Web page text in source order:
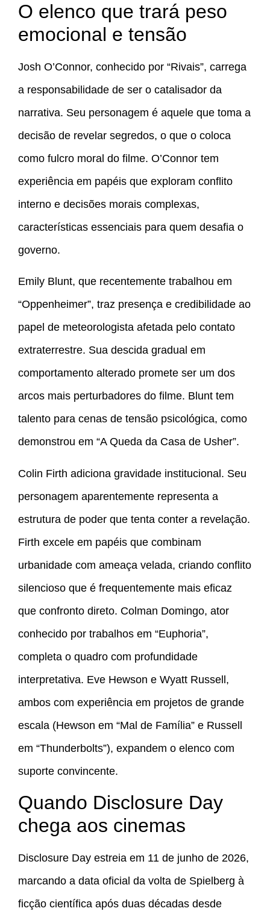
O elenco que trará peso
emocional e tensão
Josh O’Connor, conhecido por “Rivais”, carrega
a responsabilidade de ser o catalisador da
narrativa. Seu personagem é aquele que toma a
decisão de revelar segredos, o que o coloca
como fulcro moral do filme. O’Connor tem
experiência em papéis que exploram conflito
interno e decisões morais complexas,
características essenciais para quem desafia o
governo.
Emily Blunt, que recentemente trabalhou em
“Oppenheimer”, traz presença e credibilidade ao
papel de meteorologista afetada pelo contato
extraterrestre. Sua descida gradual em
comportamento alterado promete ser um dos
arcos mais perturbadores do filme. Blunt tem
talento para cenas de tensão psicológica, como
demonstrou em “A Queda da Casa de Usher”.
Colin Firth adiciona gravidade institucional. Seu
personagem aparentemente representa a
estrutura de poder que tenta conter a revelação.
Firth excele em papéis que combinam
urbanidade com ameaça velada, criando conflito
silencioso que é frequentemente mais eficaz
que confronto direto. Colman Domingo, ator
conhecido por trabalhos em “Euphoria”,
completa o quadro com profundidade
interpretativa. Eve Hewson e Wyatt Russell,
ambos com experiência em projetos de grande
escala (Hewson em “Mal de Família” e Russell
em “Thunderbolts”), expandem o elenco com
suporte convincente.
Quando Disclosure Day
chega aos cinemas
Disclosure Day estreia em 11 de junho de 2026,
marcando a data oficial da volta de Spielberg à
ficção científica após duas décadas desde